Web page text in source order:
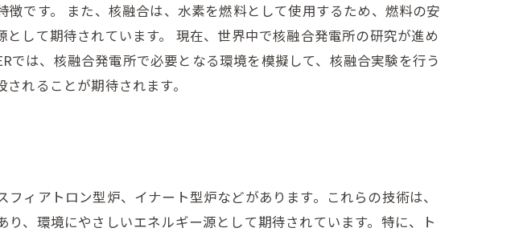
です。 また、核融合は、水素を燃料として使用するため、燃料の安
して期待されています。 現在、世界中で核融合発電所の研究が進め
では、核融合発電所で必要となる環境を模擬して、核融合実験を行う
れることが期待されます。
ィアトロン型炉、イナート型炉などがあります。これらの技術は、
、環境にやさしいエネルギー源として期待されています。特に、ト